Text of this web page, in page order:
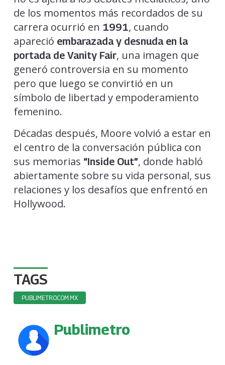
de los momentos más recordados de su
carrera ocurrió en 1991, cuando
apareció embarazada y desnuda en la
portada de Vanity Fair, una imagen que
generó controversia en su momento
pero que luego se convirtió en un
símbolo de libertad y empoderamiento
femenino.
Décadas después, Moore volvió a estar en
el centro de la conversación pública con
sus memorias “Inside Out”, donde habló
abiertamente sobre su vida personal, sus
relaciones y los desafíos que enfrentó en
Hollywood.
TAGS
PUBLIMETRO.COM.MX
Publimetro